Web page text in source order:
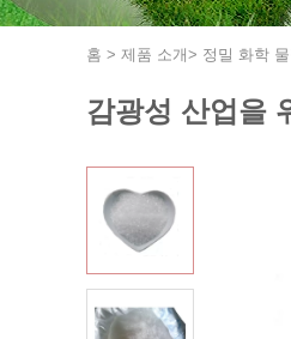
홈 > 제품 소개> 정밀 화학 물
감광성 산업을